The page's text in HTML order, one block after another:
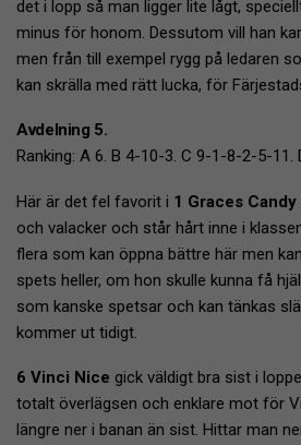
det i lopp så man ligger lite lågt,
minus för honom. Dessutom vill han
men från till exempel rygg på ledaren
kan skrälla med rätt lucka, för
Avdelning 5.
Ranking: A 6. B 4-10-3. C 9-1-8-2-5-11.
Här är det fel favorit i 1 Graces Candy
och valacker och står hårt inne i
flera som kan öppna bättre här men
spets heller, om hon skulle kunna få
som kanske spetsar och kan tänkas
kommer ut tidigt.
6 Vinci Nice gick väldigt bra sist i
totalt överlägsen och enklare mot för
längre ner i banan än sist. Hittar man